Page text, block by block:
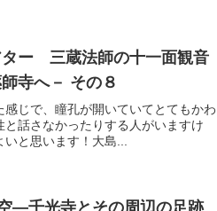
ー 三蔵法師の十一面観音
寺へ－ その８
じで、瞳孔が開いていてとてもかわ
話さなかったりする人がいますけ
いと思います！大島...
―千光寺とその周辺の足跡